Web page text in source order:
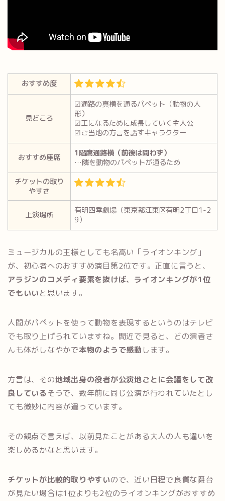
おすすめ度
見どころ
☑通路の真横を通るパペット（動物の人
形）
☑王になるために成長していく主人公
☑ご当地の方言を話すキャラクター
おすすめ座席
1階席通路横（前後は問わず）
…隣を動物のパペットが通るため
チケットの取り
やすさ
上演場所
有明四季劇場（東京都江東区有明2丁目1-2
9）
ミュージカルの王様としても名高い「ライオンキング」
が、初心者へのおすすめ演目第2位です。正直に言うと、
アラジンのコメディ要素を抜けば、ライオンキングが1位
でもいいと思います。
人間がパペットを使って動物を表現するというのはテレビ
でも取り上げられていますね。間近で見ると、どの演者さ
んも体がしなやかで本物のようで感動 します。
方言は、その地域出身の役者が公演地ごとに会議をして改
良しているそうで、数年前に同じ公演が行われていたとし
ても微妙に内容が違っています。
その観点で言えば、以前見たことがある大人の人も違いを
楽しめるかなと思います。
チケットが比較的取りやすいので、近い日程で良質な舞台
が見たい場合は1位よりも2位のライオンキングがおすすめ